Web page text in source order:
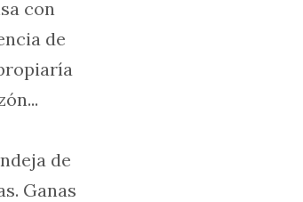
con
de
de
Ganas